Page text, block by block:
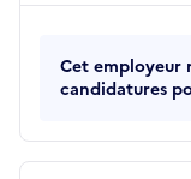
Cet employeur
candidatures